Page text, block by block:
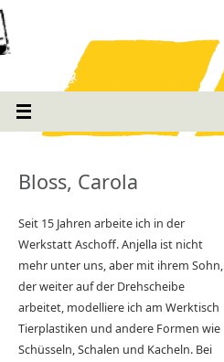
Bloss, Carola
Seit 15 Jahren arbeite ich in der
Werkstatt Aschoff. Anjella ist nicht
mehr unter uns, aber mit ihrem Sohn,
der weiter auf der Drehscheibe
arbeitet, modelliere ich am Werktisch
Tierplastiken und andere Formen wie
Schüsseln, Schalen und Kacheln. Bei